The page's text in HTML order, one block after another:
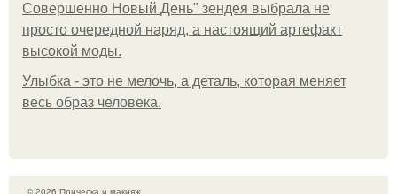
Совершенно Новый День" зендея выбрала не
просто очередной наряд, а настоящий артефакт
высокой моды.
Улыбка - это не мелочь, а деталь, которая меняет
весь образ человека.
© 2026 Прическа и макияж